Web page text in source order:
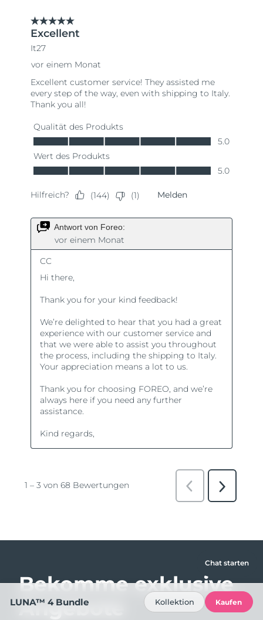
Bekomme exklusive
Angebote
Chat starten
LUNA™ 4 Bundle Kollektion Kaufen